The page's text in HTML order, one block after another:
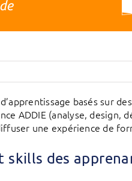
basés sur
ADDIE (analyse,
une expérience de
skills des